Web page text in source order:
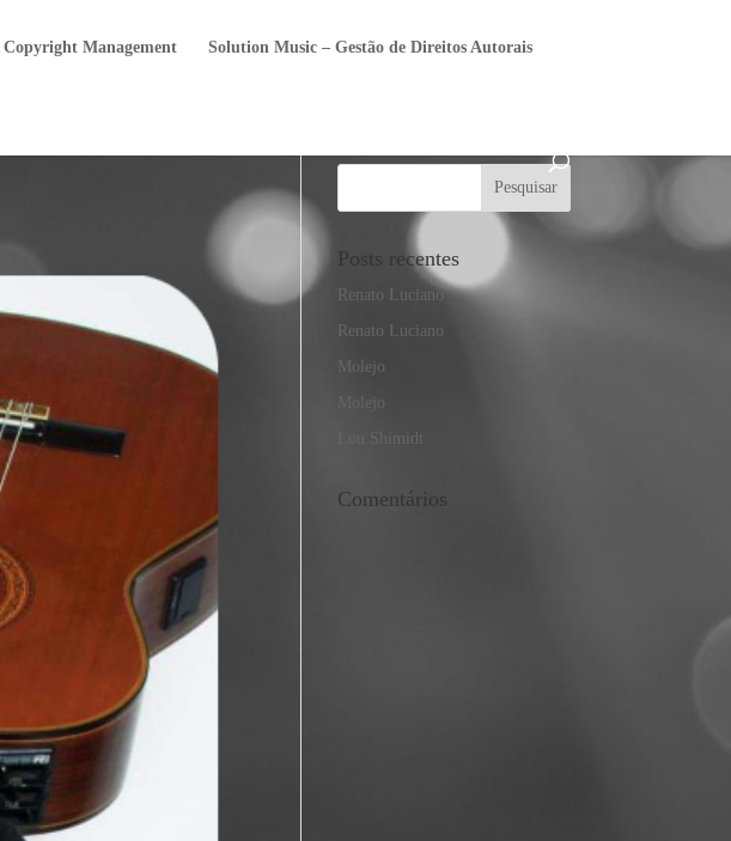
Management Solution Music – Gestão de Direitos Autorais
Posts recentes
Renato Luciano
Renato Luciano
Molejo
Molejo
Lou Shimidt
Comentários